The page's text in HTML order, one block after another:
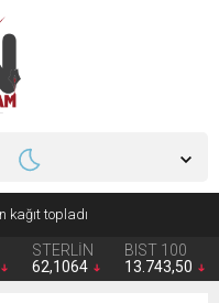
STERLİN
62,1064
BIST 100
13.743,50